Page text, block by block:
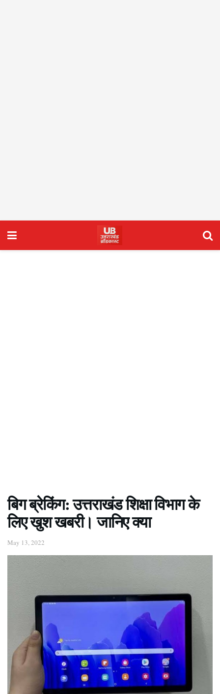
बिग ब्रेकिंग: उत्तराखंड शिक्षा विभाग के
लिए खुश खबरी। जानिए क्या
May 13, 2022